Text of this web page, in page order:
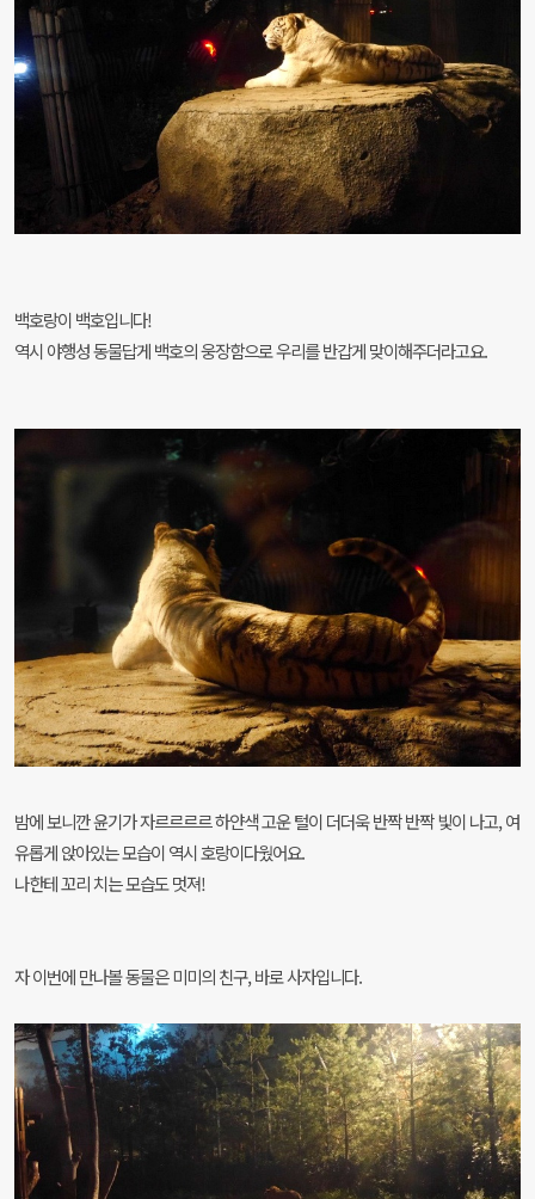
백호랑이 백호입니다!
역시 야행성 동물답게백호의 웅장함으로 우리를 반갑게 맞이해주더라고요.
밤에 보니깐 윤기가 자르르르르 하얀색 고운 털이 더더욱 반짝 반짝 빛이 나고,여
유롭게 앉아있는 모습이 역시 호랑이다웠어요.
나한테 꼬리 치는 모습도 멋져!
자 이번에 만나볼 동물은 미미의 친구, 바로 사자입니다.